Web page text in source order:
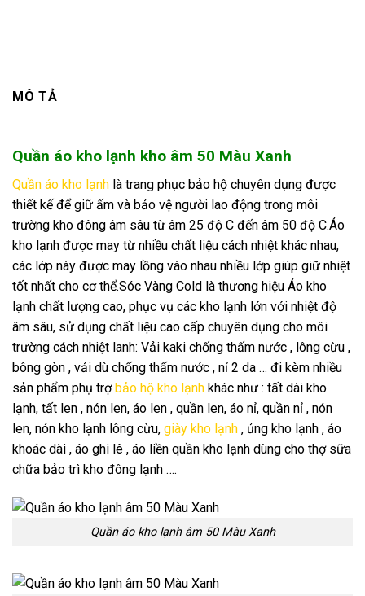
MÔ TẢ
Quần áo kho lạnh kho âm 50 Màu Xanh
Quần áo kho lạnh là trang phục bảo hộ chuyên dụng được
thiết kế để giữ ấm và bảo vệ người lao động trong môi
trường kho đông âm sâu từ âm 25 độ C đến âm 50 độ C.Áo
kho lạnh được may từ nhiều chất liệu cách nhiệt khác nhau,
các lớp này được may lồng vào nhau nhiều lớp giúp giữ nhiệt
tốt nhất cho cơ thể.Sóc Vàng Cold là thương hiệu Áo kho
lạnh chất lượng cao, phục vụ các kho lạnh lớn với nhiệt độ
âm sâu, sử dụng chất liệu cao cấp chuyên dụng cho môi
trường cách nhiệt lanh: Vải kaki chống thấm nước , lông cừu ,
bông gòn , vải dù chống thấm nước , nỉ 2 da … đi kèm nhiều
sản phẩm phụ trợbảo hộ kho lạnh khác như : tất dài kho
lạnh, tất len , nón len, áo len , quần len, áo nỉ, quần nỉ , nón
len, nón kho lạnh lông cừu, giày kho lạnh , ủng kho lạnh , áo
khoác dài , áo ghi lê , áo liền quần kho lạnh dùng cho thợ sữa
chữa bảo trì kho đông lạnh ….
Quần áo kho lạnh âm 50 Màu Xanh